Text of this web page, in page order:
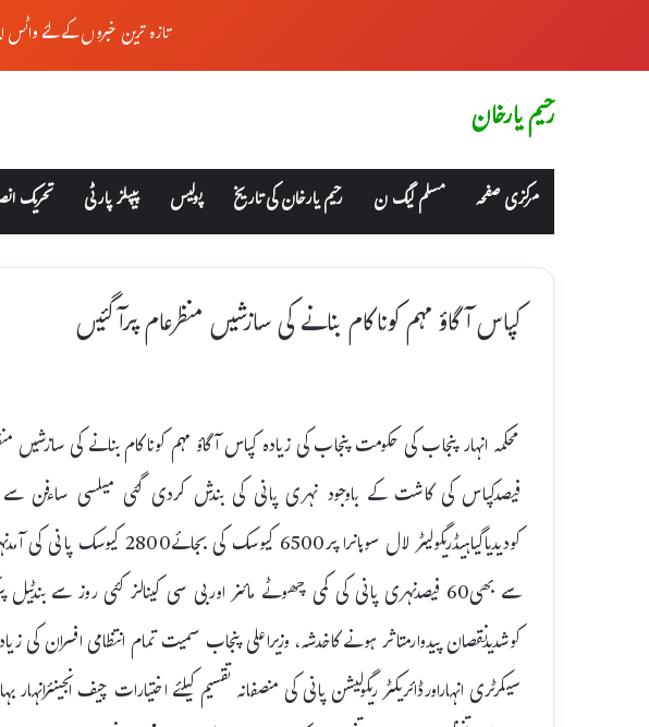
تازہ ترین خبروں کے لئے
رحیم یارخان
مرکزی صفحہ مسلم لیگ ن رحیم یارخان کی تاریخ پولیس پیپلز پارٹی تحریک
کپاس آگاؤ مہم کوناکام بنانے کی سازشیں منظرعام پرآگئیں
فیصدکپاس کی کاشت کے باوجود نہری پانی کی بندش کردی گئی میلسی ساءفن سے پانی
کودیدیاگیاہیڈریگولیٹر لال
سے بھی60 فیصدنہری پانی کی کمی چھوٹے مائنر اوربی سی کینالز کئی روز
کوشدیدنقصان پیدوارمتاثر ہونے کاخدشہ، وزیراعلی پنجاب سمیت تمام انتظامی افسران
سیکرٹری انہاراورڈائریکٹر ریگولیشن پانی کی منصفانہ تقسیم کیلئے اختیارات چیف